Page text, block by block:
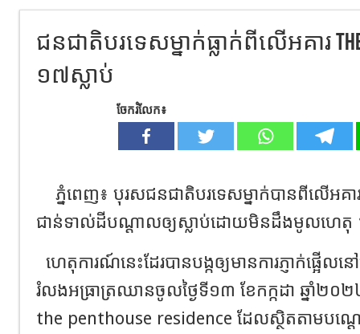
ជនជាតិ​បរទេសម្នាក់ធ្លាក់​​ពី​លើ​អគារ
១៧ស្លាប់
ចែករំលែក៖
ភ្នំពេញ​៖ បុរស​ជនជាតិ​បរទេស​ម្នាក់​បាន​ពី​លេី​អ
ជាន់​ទាល់​ដី​បណ្ដាល​ឲ្យ​ស្លាប់​ដោយ​មិន​ដឹង​មូលហេតុ​
ហេតុការណ៍​នេះ​ដែរ​បាន​បង្កឲ្យមាន​ការ​ភ្ញាក់ផ្អើ
រំលង​អធ្រាត្រ​ឈាន​ចូល​ថ្ងៃ​ទី​១៣​ ខែ​កក្កដា​ ឆ្នាំ​
the​ penthouse residence ដែល​ស្ថិត​តាម​បណ្ដ